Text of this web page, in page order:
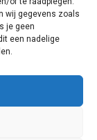
wij gegevens zoals
je geen
een nadelige